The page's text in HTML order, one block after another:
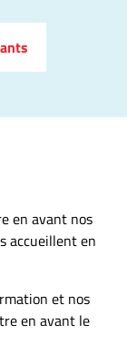
en avant nos
accueillent en
et nos
en avant le